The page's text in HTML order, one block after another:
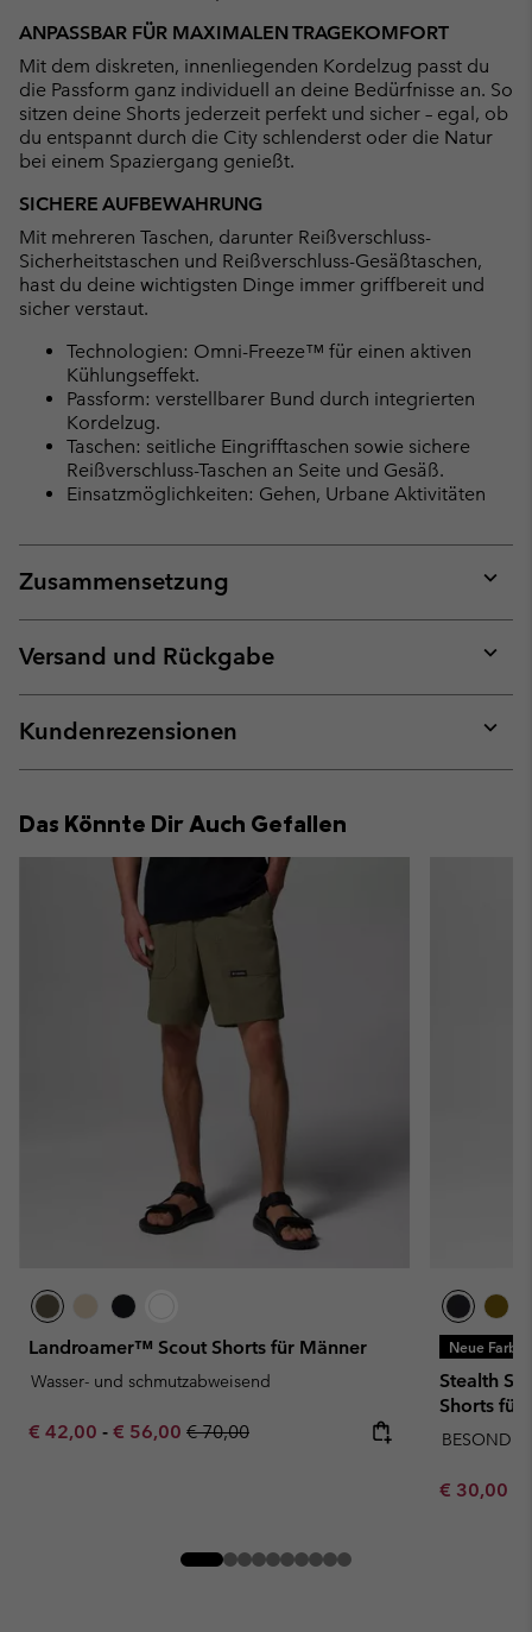
ANPASSBAR FÜR MAXIMALEN TRAGEKOMFORT
Mit dem diskreten, innenliegenden Kordelzug passt du
die Passform ganz individuell an deine Bedürfnisse an. So
sitzen deine Shorts jederzeit perfekt und sicher – egal, ob
du entspannt durch die City schlenderst oder die Natur
bei einem Spaziergang genießt.
SICHERE AUFBEWAHRUNG
Mit mehreren Taschen, darunter Reißverschluss-
Sicherheitstaschen und Reißverschluss-Gesäßtaschen,
hast du deine wichtigsten Dinge immer griffbereit und
sicher verstaut.
Technologien: Omni-Freeze™ für einen aktiven
Kühlungseffekt.
Passform: verstellbarer Bund durch integrierten
Kordelzug.
Taschen: seitliche Eingrifftaschen sowie sichere
Reißverschluss-Taschen an Seite und Gesäß.
Einsatzmöglichkeiten: Gehen, Urbane Aktivitäten
Zusammensetzung
or
Versand und Rückgabe
or
Kundenrezensionen
or
Das Könnte Dir Auch Gefallen
Landroamer™ Scout Shorts für Männer
Wasser- und schmutzabweisend
Minimum sale price:
€ 42,00 - Maximum sale price:
€ 56,00 Regular price:
€ 70,00
Neue
Stealth
Shorts für
Minimum
€ 30,00